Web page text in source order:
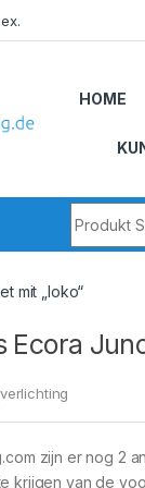
HOME
mit „loko“
Ecora
zijn er nog 2
krijgen van de